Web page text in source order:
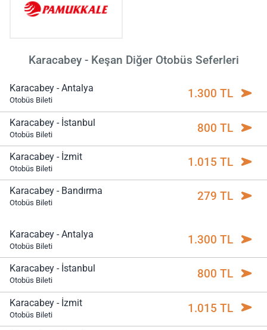
Karacabey - Keşan Diğer Otobüs Seferleri
Karacabey - Antalya
Otobüs Bileti 1.300 TL
Karacabey - İstanbul
Otobüs Bileti 800 TL
Karacabey - İzmit
Otobüs Bileti 1.015 TL
Karacabey - Bandırma
Otobüs Bileti 279 TL
Karacabey - Antalya
Otobüs Bileti 1.300 TL
Karacabey - İstanbul
Otobüs Bileti 800 TL
Karacabey - İzmit
Otobüs Bileti 1.015 TL